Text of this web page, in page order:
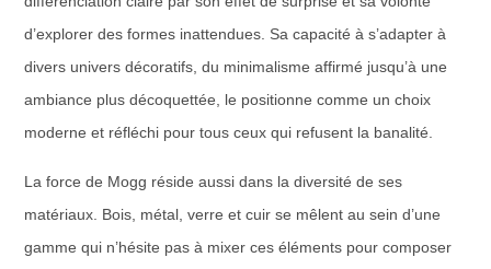
d’explorer des formes inattendues. Sa capacité à s’adapter à
divers univers décoratifs, du minimalisme affirmé jusqu’à une
ambiance plus décoquettée, le positionne comme un choix
moderne et réfléchi pour tous ceux qui refusent la banalité.
La force de Mogg réside aussi dans la diversité de ses
matériaux. Bois, métal, verre et cuir se mêlent au sein d’une
gamme qui n’hésite pas à mixer ces éléments pour composer